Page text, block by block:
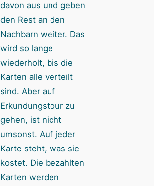
davon aus und geben
den Rest an den
Nachbarn weiter. Das
wird so lange
wiederholt, bis die
Karten alle verteilt
sind. Aber auf
Erkundungstour zu
gehen, ist nicht
umsonst. Auf jeder
Karte steht, was sie
kostet. Die bezahlten
Karten werden